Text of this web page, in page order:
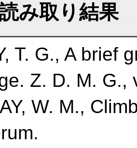
み取り結果
T. G., A brief
Z. D. M. G.,
W. M.,